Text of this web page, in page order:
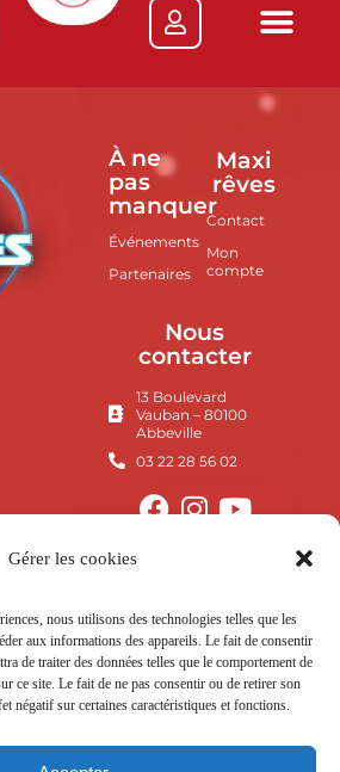
Gérer les cookies
nous utilisons des technologies telles que les
aux informations des appareils. Le fait de consentir
de traiter des données telles que le comportement de
ce site. Le fait de ne pas consentir ou de retirer son
négatif sur certaines caractéristiques et fonctions.
À ne
pas
manquer
Événements
Partenaires
Maxi
rêves
Contact
Mon
compte
Nous
contacter
13 Boulevard
Vauban – 80100
Abbeville
03 22 28 56 02
Politique de confidentialité